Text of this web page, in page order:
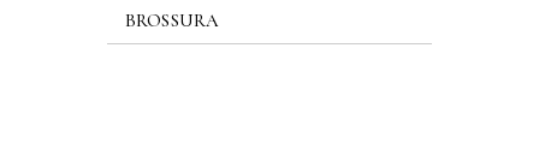
BROSSURA